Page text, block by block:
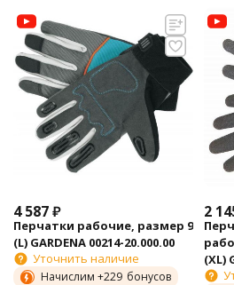
4 587₽
Перчатки рабочие, размер 9
(L) GARDENA 00214-20.000.00
Уточнить наличие
Начислим +229 бонусов
2
(XL)